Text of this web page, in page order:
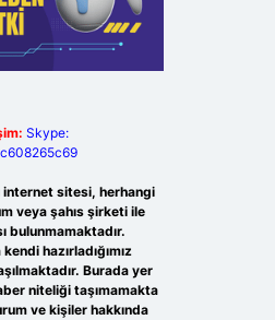
Skype:
internet sitesi, herhangi
veya şahıs şirketi ile
bulunmamaktadır.
hazırladığımız
Burada yer
niteliği taşımamakta
ve kişiler hakkında